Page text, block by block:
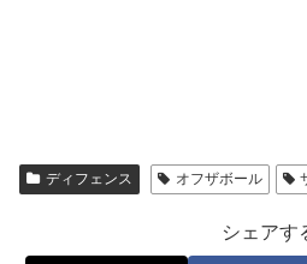
ディフェンス オフザボール
シェアす